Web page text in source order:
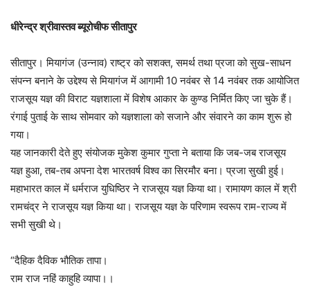
धीरेन्द्र श्रीवास्तव ब्यूरोचीफ सीतापुर
सीतापुर। मियागंज (उन्नाव) राष्ट्र को सशक्त, समर्थ तथा प्रजा को सुख-साधन
संपन्न बनाने के उद्देश्य से मियागंज में आगामी 10 नवंबर से 14 नवंबर तक आयोजित
राजसूय यज्ञ की विराट यज्ञशाला में विशेष आकार के कुण्ड निर्मित किए जा चुके हैं।
रंगाई पुताई के साथ सोमवार को यज्ञशाला को सजाने और संवारने का काम शुरू हो
गया।
यह जानकारी देते हुए संयोजक मुकेश कुमार गुप्ता ने बताया कि जब-जब राजसूय
यज्ञ हुआ, तब-तब अपना देश भारतवर्ष विश्व का सिरमौर बना। प्रजा सुखी हुई।
महाभारत काल में धर्मराज युधिष्ठिर ने राजसूय यज्ञ किया था। रामायण काल में श्री
रामचंद्र ने राजसूय यज्ञ किया था। राजसूय यज्ञ के परिणाम स्वरूप राम-राज्य में
सभी सुखी थे।
“दैहिक दैविक भौतिक तापा।
राम राज नहिं काहुहि व्यापा।।